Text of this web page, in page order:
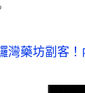
灣藥坊劏客